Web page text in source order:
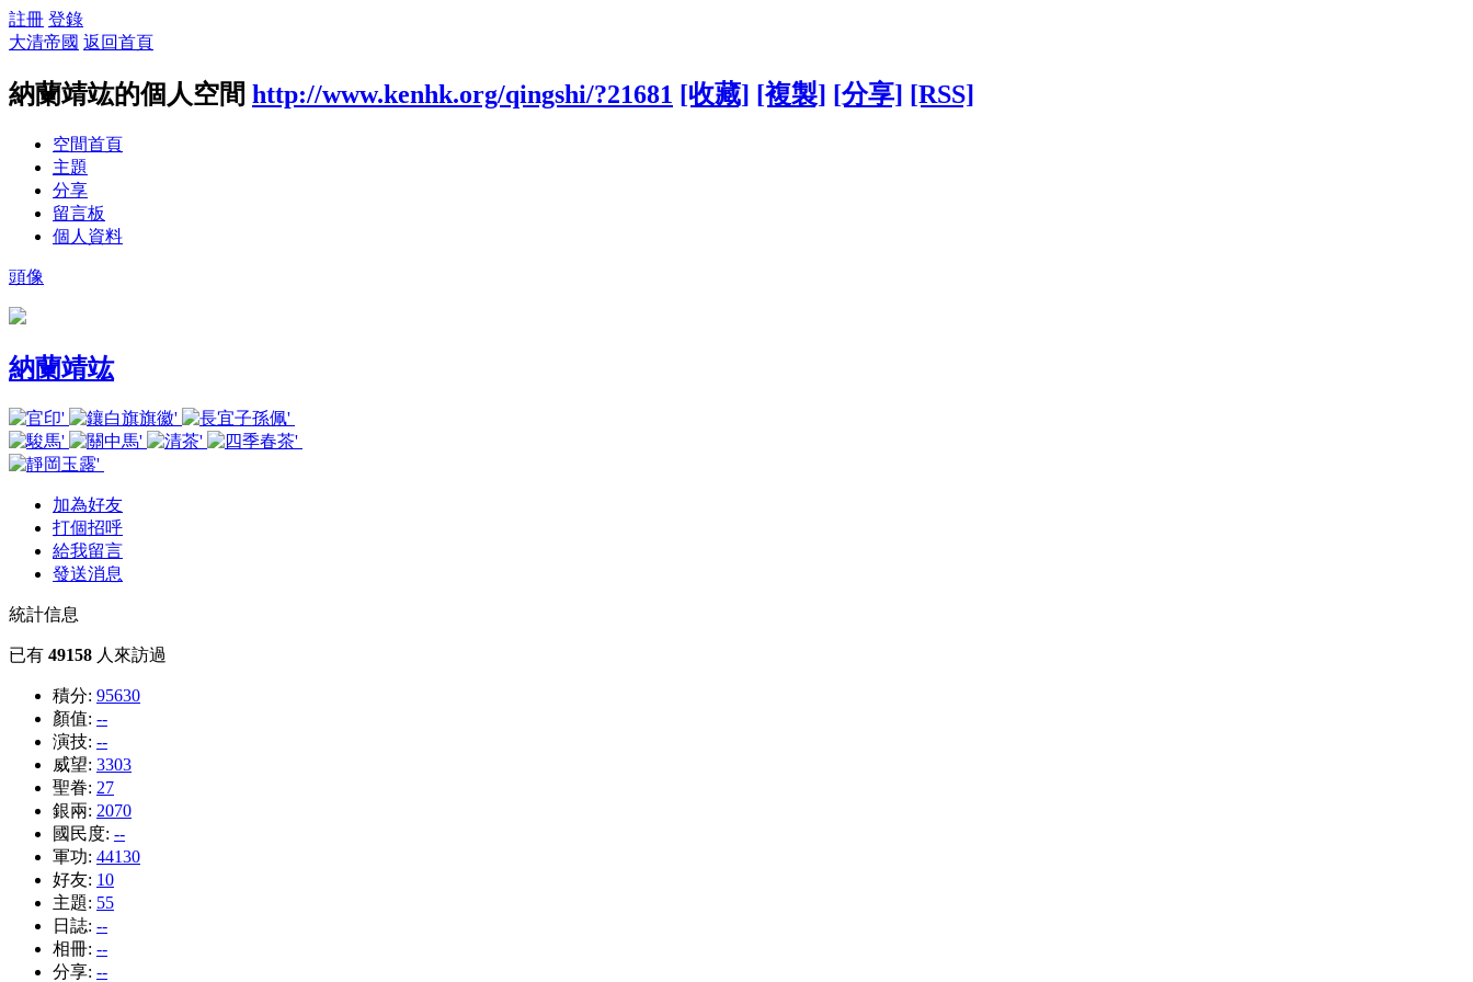
註冊 登錄
大清帝國 返回首頁
納蘭靖竑的個人空間 http://www.kenhk.org/qingshi/?21681 [收藏] [複製] [分享] [RSS]
空間首頁
主題
分享
留言板
個人資料
頭像
納蘭靖竑
加為好友
打個招呼
給我留言
發送消息
統計信息
已有 49158 人來訪過
積分: 95630
顏值: --
演技: --
威望: 3303
聖眷: 27
銀兩: 2070
國民度: --
軍功: 44130
好友: 10
主題: 55
日誌: --
相冊: --
分享: --